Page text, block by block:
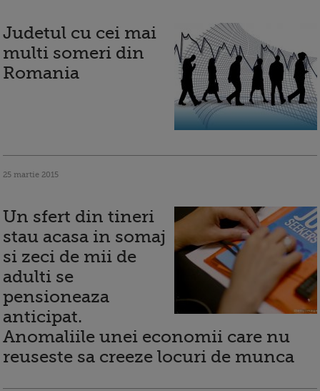
Judetul cu cei mai
multi someri din
Romania
25 martie 2015
Un sfert din tineri
stau acasa in somaj
si zeci de mii de
adulti se
pensioneaza
anticipat.
Anomaliile unei economii care nu
reuseste sa creeze locuri de munca